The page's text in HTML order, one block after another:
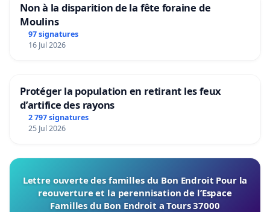
Non à la disparition de la fête foraine de
Moulins
97 signatures
16 Jul 2026
Protéger la population en retirant les feux
d’artifice des rayons
2 797 signatures
25 Jul 2026
Lettre ouverte des familles du Bon Endroit Pour la
reouverture et la perennisation de l’Espace
Familles du Bon Endroit a Tours 37000